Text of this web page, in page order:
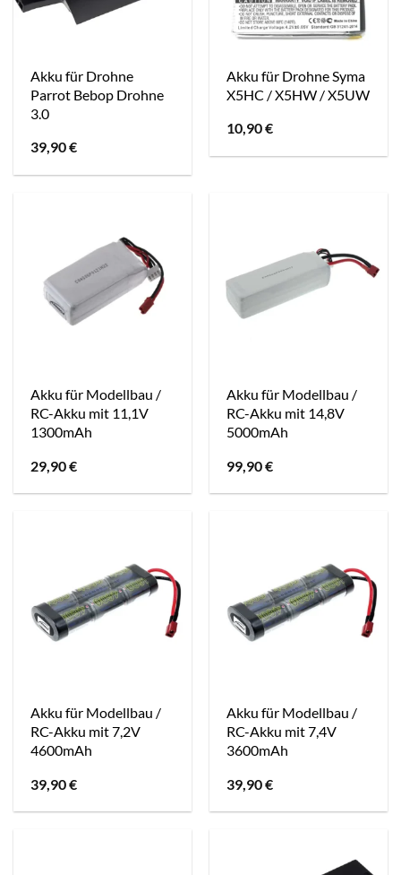
Akku für Drohne
Parrot Bebop Drohne
3.0
39,90€
Akku für Drohne Syma
X5HC / X5HW / X5UW
10,90€
Akku für Modellbau /
RC-Akku mit 11,1V
1300mAh
29,90€
Akku für Modellbau /
RC-Akku mit 14,8V
5000mAh
99,90€
Akku für Modellbau /
RC-Akku mit 7,2V
4600mAh
39,90€
Akku für Modellbau /
RC-Akku mit 7,4V
3600mAh
39,90€